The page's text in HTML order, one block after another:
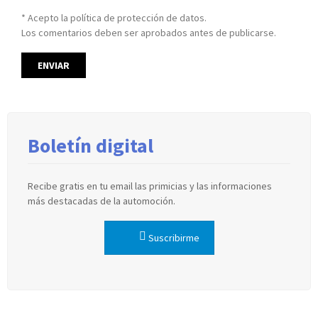
* Acepto la política de protección de datos.
Los comentarios deben ser aprobados antes de publicarse.
Boletín digital
Recibe gratis en tu email las primicias y las informaciones
más destacadas de la automoción.
Suscribirme